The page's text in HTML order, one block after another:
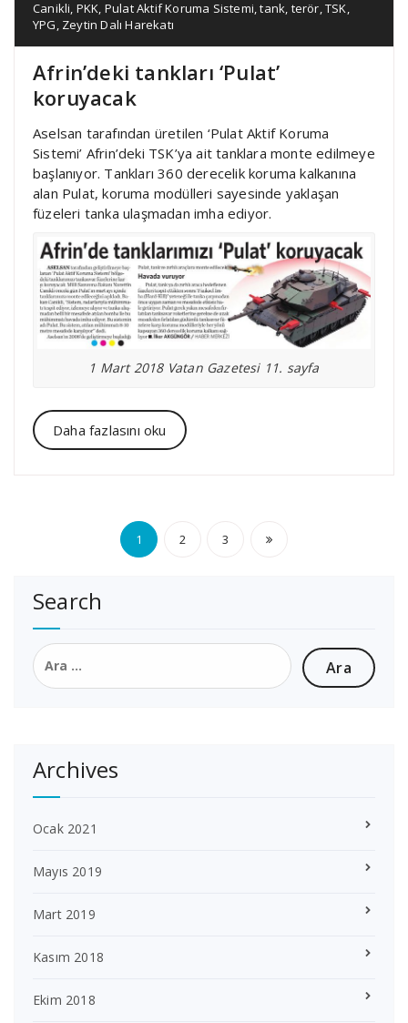
Canikli, PKK, Pulat Aktif Koruma Sistemi,tank, terör,TSK,
YPG, Zeytin Dalı Harekatı
Afrin’deki tankları ‘Pulat’
koruyacak
Aselsan tarafından üretilen ‘Pulat Aktif Koruma
Sistemi’ Afrin’deki TSK’ya ait tanklara monte edilmeye
başlanıyor. Tankları 360 derecelik koruma kalkanına
alan Pulat, koruma modülleri sayesinde yaklaşan
füzeleri tanka ulaşmadan imha ediyor.
1 Mart 2018 Vatan Gazetesi 11. sayfa
Daha fazlasını oku
Yazı
1 2 3
Search
Arama:
Archives
Ocak 2021
Mayıs 2019
Mart 2019
Kasım 2018
Ekim 2018